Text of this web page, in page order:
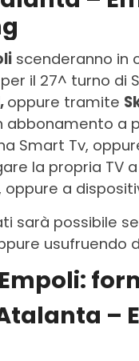
scenderanno in
per il 27^ turno di
oppure tramite
abbonamento
Smart Tv,
la propria TV a
a
sarà possibile
usufruendo
–